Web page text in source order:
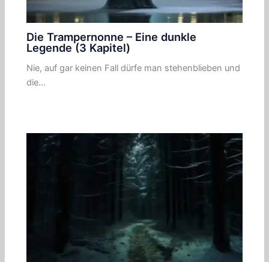
Die Trampernonne – Eine dunkle
Legende (3 Kapitel)
Nie, auf gar keinen Fall dürfe man stehenblieben und
die…